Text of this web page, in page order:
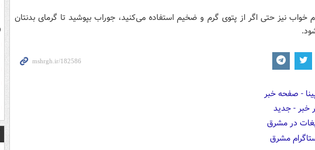
خواب نیز حتی اگر از پتوی گرم و ضخیم استفاده می‌کنید، جوراب بپوشید تا گرمای بدنتان